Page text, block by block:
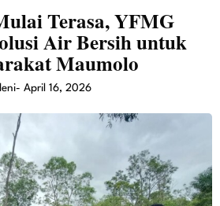
Terasa, YFMG
Air Bersih untuk
Maumolo
- April 16, 2026